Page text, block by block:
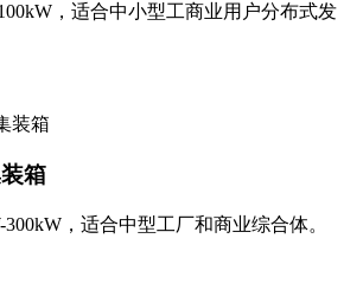
，适合中小型工商业用户分布式发
箱
300kW，适合中型工厂和商业综合体。